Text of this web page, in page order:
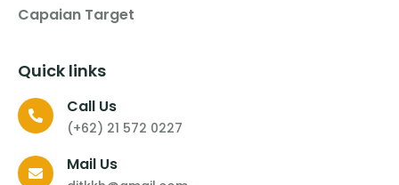
Capaian Target
Quick links
Call Us
(+62) 21 572 0227
Mail Us